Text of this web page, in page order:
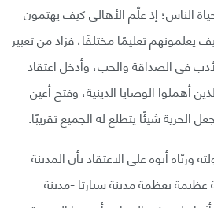
الناس؛ إذ علّم الأهالي كيف يهتمون
يعلمونهم تعليمًا مختلفًا، فزاد من تعبير
في الصداقة والحب، وأدخل اعتقاد
أهملوا الوصايا الدينية، وفتح أعين
الحرية شيئًا يتطلع له الجميع تقريبًا.
أبوه على الاعتقاد بأن المدينة
عظيمة بعظمة مدينة سبارتا -مدينة